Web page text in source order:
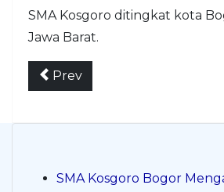
SMA Kosgoro ditingkat kota
Jawa Barat.
Prev
SMA Kosgoro Bogor